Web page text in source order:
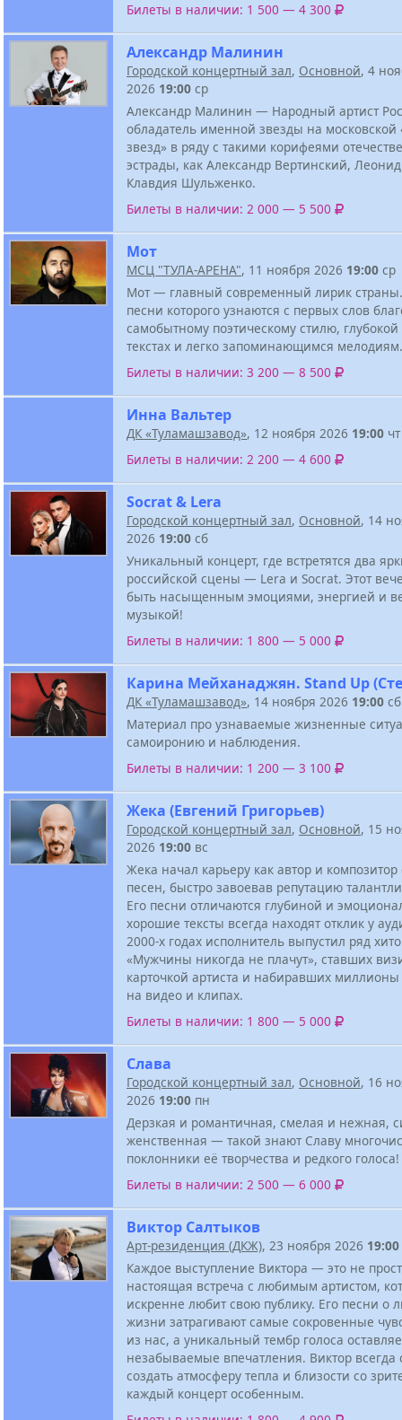
Билеты в наличии: 1 500 — 4 300
Александр Малинин
Городской концертный зал, Основной, 4
2026 19:00 ср
Александр Малинин — Народный артист
обладатель именной звезды на
звезд» в ряду с такими корифеями
эстрады, как Александр Вертинский,
Клавдия Шульженко.
Билеты в наличии: 2 000 — 5 500
Мот
МСЦ "ТУЛА-АРЕНА", 11 ноября 2026 19:00 ср
Мот — главный современный лирик страны.
песни которого узнаются с первых слов
самобытному поэтическому стилю,
текстах и легко запоминающимся мелодиям.
Билеты в наличии: 3 200 — 8 500
Инна Вальтер
ДК «Туламашзавод», 12 ноября 2026 19:00 чт
Билеты в наличии: 2 200 — 4 600
Socrat & Lera
Городской концертный зал, Основной, 14
2026 19:00 сб
Уникальный концерт, где встретятся два
российской сцены — Lera и Socrat. Этот
быть насыщенным эмоциями, энергией и
музыкой!
Билеты в наличии: 1 800 — 5 000
Карина Мейханаджян. Stand Up
ДК «Туламашзавод», 14 ноября 2026 19:00 сб
Материал про узнаваемые жизненные
самоиронию и наблюдения.
Билеты в наличии: 1 200 — 3 100
Жека (Евгений Григорьев)
Городской концертный зал, Основной, 15
2026 19:00 вс
Жека начал карьеру как автор и
песен, быстро завоевав репутацию
Его песни отличаются глубиной и
хорошие тексты всегда находят отклик у
2000-х годах исполнитель выпустил ряд
«Мужчины никогда не плачут», ставших
карточкой артиста и набиравших миллионы
на видео и клипах.
Билеты в наличии: 1 800 — 5 000
Слава
Городской концертный зал, Основной, 16
2026 19:00 пн
Дерзкая и романтичная, смелая и нежная,
женственная — такой знают Славу
поклонники её творчества и редкого голоса!
Билеты в наличии: 2 500 — 6 000
Виктор Салтыков
Арт-резиденция (ДКЖ), 23 ноября 2026 19:00
Каждое выступление Виктора — это не
настоящая встреча с любимым артистом,
искренне любит свою публику. Его песни о
жизни затрагивают самые сокровенные
из нас, а уникальный тембр голоса
незабываемые впечатления. Виктор всегда
создать атмосферу тепла и близости со
каждый концерт особенным.